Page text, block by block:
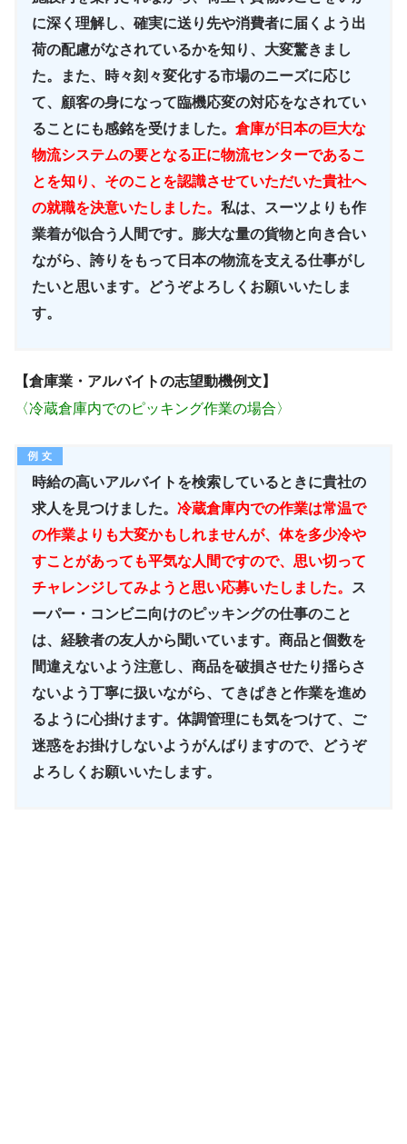
に深く理解し、確実に送り先や消費者に届くよう出
荷の配慮がなされているかを知り、大変驚きまし
た。また、時々刻々変化する市場のニーズに応じ
て、顧客の身になって臨機応変の対応をなされてい
ることにも感銘を受けました。 倉庫が日本の巨大な
物流システムの要となる正に物流センターであるこ
とを知り、そのことを認識させていただいた貴社へ
の就職を決意いたしました。 私は、スーツよりも作
業着が似合う人間です。膨大な量の貨物と向き合い
ながら、誇りをもって日本の物流を支える仕事がし
たいと思います。どうぞよろしくお願いいたしま
す。
【倉庫業・アルバイトの志望動機例文】
〈冷蔵倉庫内でのピッキング作業の場合〉
時給の高いアルバイトを検索しているときに貴社の
求人を見つけました。 冷蔵倉庫内での作業は常温で
の作業よりも大変かもしれませんが、体を多少冷や
すことがあっても平気な人間ですので、思い切って
チャレンジしてみようと思い応募いたしました。
ス
ーパー・コンビニ向けのピッキングの仕事のこと
は、経験者の友人から聞いています。商品と個数を
間違えないよう注意し、商品を破損させたり揺らさ
ないよう丁寧に扱いながら、てきぱきと作業を進め
るように心掛けます。体調管理にも気をつけて、ご
迷惑をお掛けしないようがんばりますので、どうぞ
よろしくお願いいたします。